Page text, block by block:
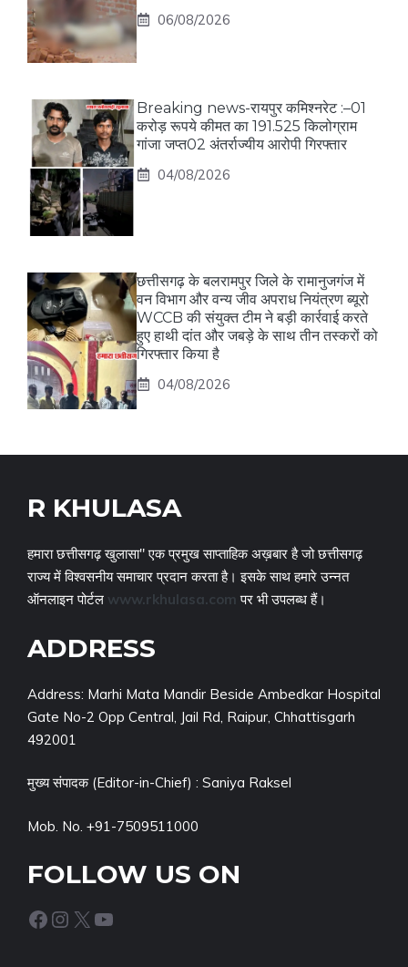
06/08/2026
Breaking news-रायपुर कमिश्नरेट :–01
करोड़ रूपये कीमत का 191.525 किलोग्राम
गांजा जप्त02 अंतर्राज्यीय आरोपी गिरफ्तार
04/08/2026
छत्तीसगढ़ के बलरामपुर जिले के रामानुजगंज में
वन विभाग और वन्य जीव अपराध नियंत्रण ब्यूरो
WCCB की संयुक्त टीम ने बड़ी कार्रवाई करते
हुए हाथी दांत और जबड़े के साथ तीन तस्करों को
गिरफ्तार किया है
04/08/2026
R KHULASA
हमारा छत्तीसगढ़ खुलासा" एक प्रमुख साप्ताहिक अख़बार है जो छत्तीसगढ़
राज्य में विश्वसनीय समाचार प्रदान करता है। इसके साथ हमारे उन्नत
ऑनलाइन पोर्टल www.rkhulasa.com पर भी उपलब्ध हैं।
ADDRESS
Address: Marhi Mata Mandir Beside Ambedkar Hospital
Gate No-2 Opp Central, Jail Rd, Raipur, Chhattisgarh
492001
मुख्य संपादक (Editor-in-Chief) : Saniya Raksel
Mob. No. +91-7509511000
FOLLOW US ON
Facebook Instagram X YouTube